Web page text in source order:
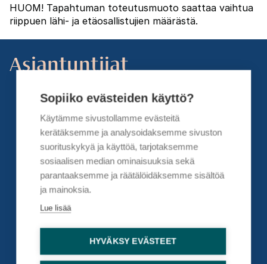
HUOM! Tapahtuman toteutusmuoto saattaa vaihtua
riippuen lähi- ja etäosallistujien määrästä.
Asiantuntijat
Ilmivalta, Riikka
Virkisteri Oy
Sopiiko evästeiden käyttö?
Käytämme sivustollamme evästeitä
kerätäksemme ja analysoidaksemme sivuston
suorituskykyä ja käyttöä, tarjotaksemme
sosiaalisen median ominaisuuksia sekä
parantaaksemme ja räätälöidäksemme sisältöä
ja mainoksia.
Lue lisää
HYVÄKSY EVÄSTEET